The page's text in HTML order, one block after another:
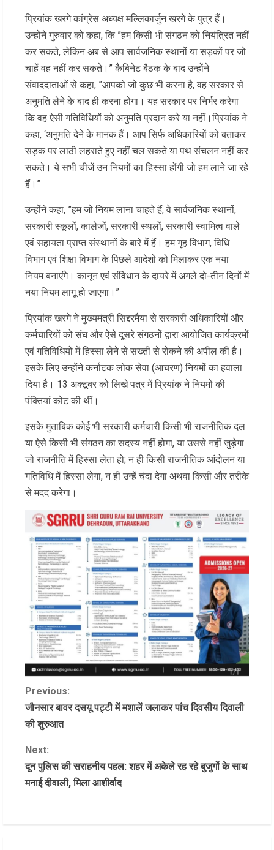
प्रियांक खरगे कांग्रेस अध्यक्ष मल्लिकार्जुन खरगे के पुत्र हैं।
उन्होंने गुरुवार को कहा, कि ”हम किसी भी संगठन को नियंत्रित नहीं
कर सकते, लेकिन अब से आप सार्वजनिक स्थानों या सड़कों पर जो
चाहें वह नहीं कर सकते।” कैबिनेट बैठक के बाद उन्होंने
संवाददाताओं से कहा, ”आपको जो कुछ भी करना है, वह सरकार से
अनुमति लेने के बाद ही करना होगा। यह सरकार पर निर्भर करेगा
कि वह ऐसी गतिविधियों को अनुमति प्रदान करे या नहीं।प्रियांक ने
कहा, ‘अनुमति देने के मानक हैं। आप सिर्फ अधिकारियों को बताकर
सड़क पर लाठी लहराते हुए नहीं चल सकते या पथ संचलन नहीं कर
सकते। ये सभी चीजें उन नियमों का हिस्सा होंगी जो हम लाने जा रहे
हैं।”
उन्होंने कहा, ”हम जो नियम लाना चाहते हैं, वे सार्वजनिक स्थानों,
सरकारी स्कूलों, कालेजों, सरकारी स्थलों, सरकारी स्वामित्व वाले
एवं सहायता प्राप्त संस्थानों के बारे में हैं। हम गृह विभाग, विधि
विभाग एवं शिक्षा विभाग के पिछले आदेशों को मिलाकर एक नया
नियम बनाएंगे। कानून एवं संविधान के दायरे में अगले दो-तीन दिनों में
नया नियम लागू हो जाएगा।”
प्रियांक खरगे ने मुख्यमंत्री सिद्दरमैया से सरकारी अधिकारियों और
कर्मचारियों को संघ और ऐसे दूसरे संगठनों द्वारा आयोजित कार्यक्रमों
एवं गतिविधियों में हिस्सा लेने से सख्ती से रोकने की अपील की है।
इसके लिए उन्होंने कर्नाटक लोक सेवा (आचरण) नियमों का हवाला
दिया है। 13 अक्टूबर को लिखे पत्र में प्रियांक ने नियमों की
पंक्तियां कोट की थीं।
इसके मुताबिक कोई भी सरकारी कर्मचारी किसी भी राजनीतिक दल
या ऐसे किसी भी संगठन का सदस्य नहीं होगा, या उससे नहीं जुड़ेगा
जो राजनीति में हिस्सा लेता हो; न ही किसी राजनीतिक आंदोलन या
गतिविधि में हिस्सा लेगा, न ही उन्हें चंदा देगा अथवा किसी और तरीके
से मदद करेगा।
C
o
n
t
Previous:
जौनसार बावर दसयू पट्टी में मशालें जलाकर पांच दिवसीय दिवाली
की शुरुआत
Next:
दून पुलिस की सराहनीय पहल: शहर में अकेले रह रहे बुजुर्गो के साथ
मनाई दीवाली, मिला आशीर्वाद